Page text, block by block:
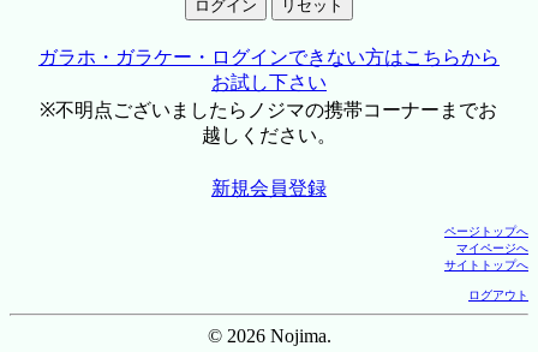
ガラホ・ガラケー・ログインできない方はこちらから
お試し下さい
※不明点ございましたらノジマの携帯コーナーまでお
越しください。
新規会員登録
ページトップへ
マイページへ
サイトトップへ
ログアウト
© 2026 Nojima.